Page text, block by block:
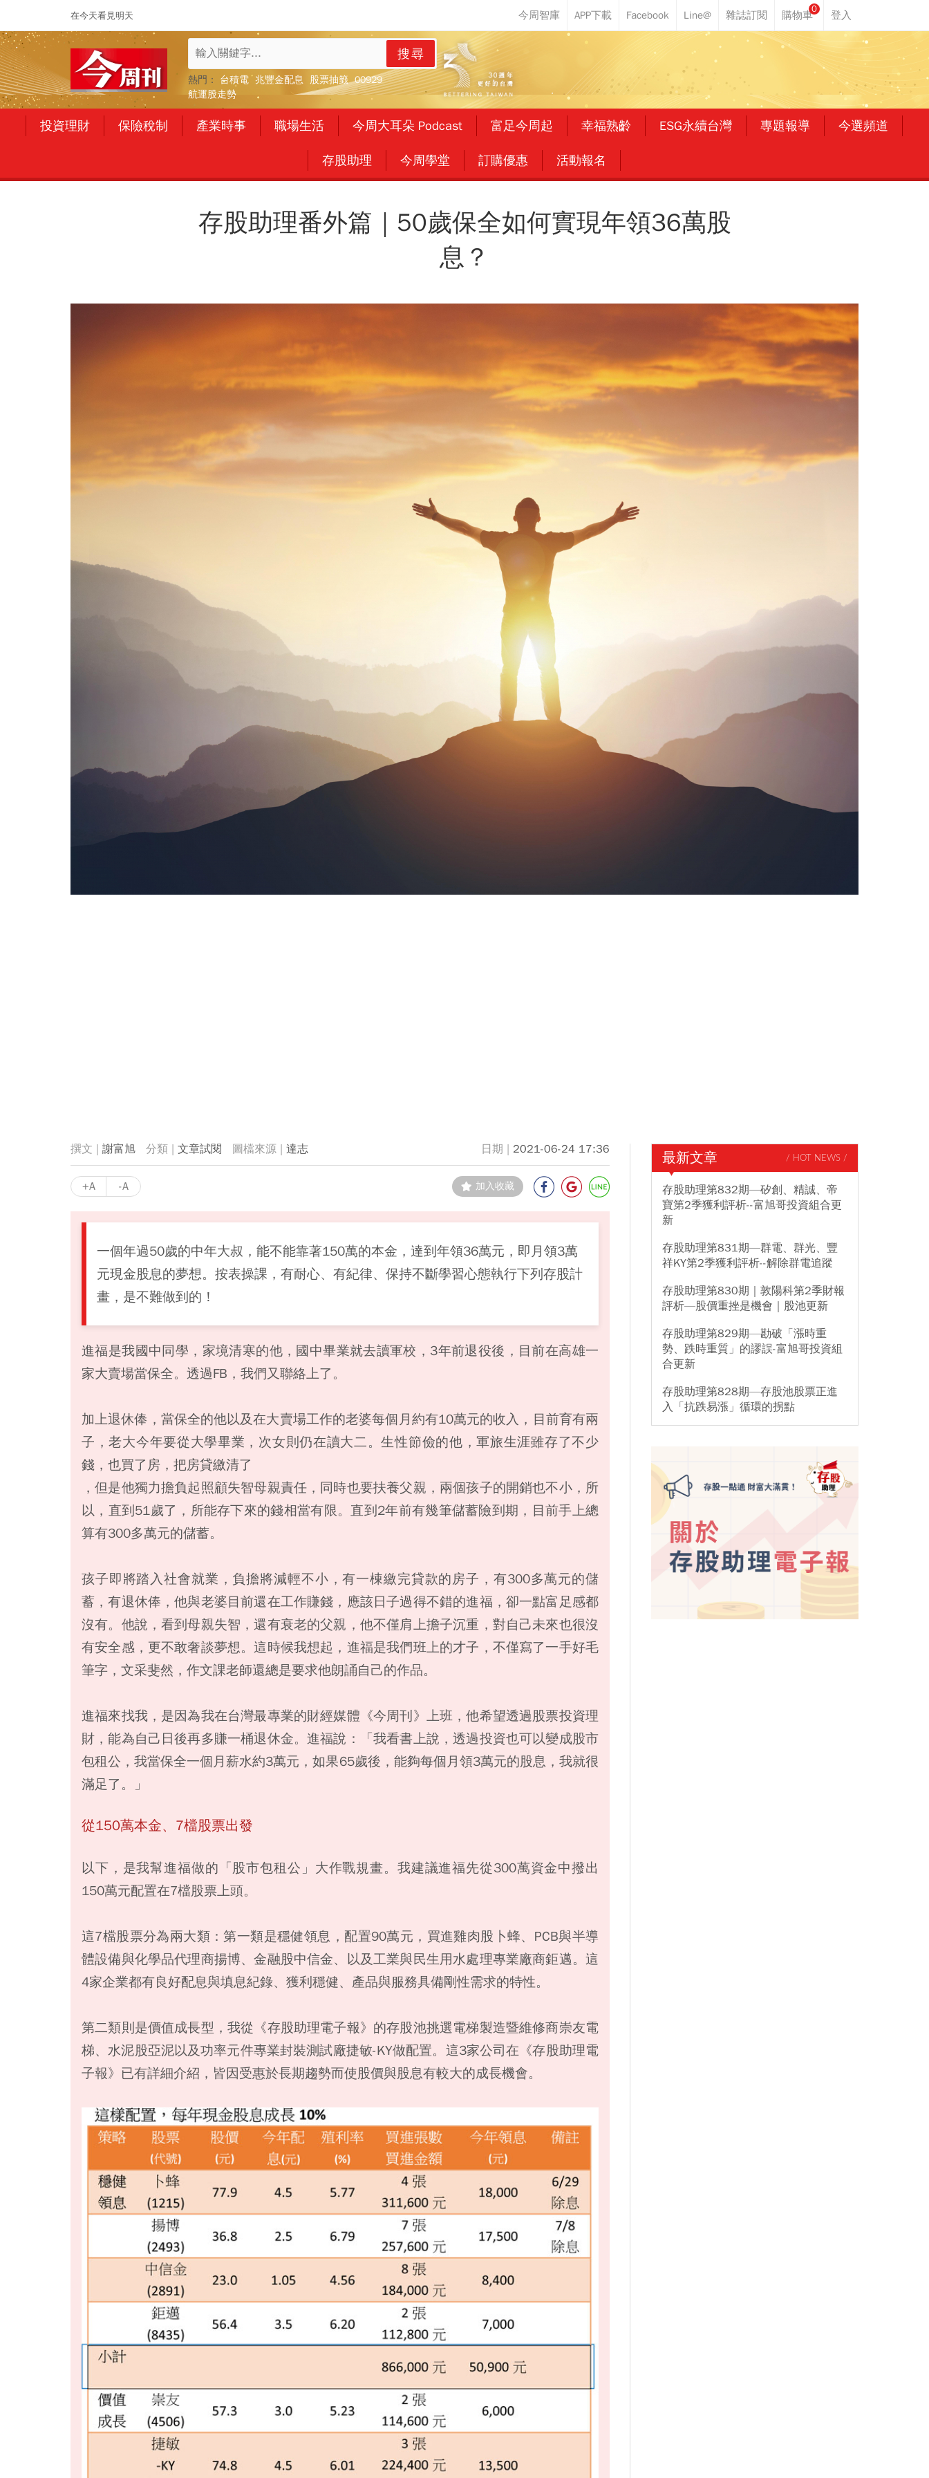
在今天看見明天
0
搜尋
熱門： 台積電 兆豐金配息 股票抽籤 00929
航運股走勢
投資理財 保險稅制 產業時事 職場生活 今周大耳朵 Podcast 富足今周起 幸福熟齡 ESG永續台灣 專題報導 今選頻道
存股助理 今周學堂 訂購優惠 活動報名
存股助理番外篇｜50歲保全如何實現年領36萬股
息？
謝富旭 文章試閱 達志 2021-06-24 17:36
+A -A 加入收藏
一個年過50歲的中年大叔，能不能靠著150萬的本金，達到年領36萬元，即月領3萬
元現金股息的夢想。按表操課，有耐心、有紀律、保持不斷學習心態執行下列存股計
畫，是不難做到的！
進福是我國中同學，家境清寒的他，國中畢業就去讀軍校，3年前退役後，目前在高雄一
家大賣場當保全。透過FB，我們又聯絡上了。
加上退休俸，當保全的他以及在大賣場工作的老婆每個月約有10萬元的收入，目前育有兩
子，老大今年要從大學畢業，次女則仍在讀大二。生性節儉的他，軍旅生涯雖存了不少
錢，也買了房，把房貸繳清了
，但是他獨力擔負起照顧失智母親責任，同時也要扶養父親，兩個孩子的開銷也不小，所
以，直到51歲了，所能存下來的錢相當有限。直到2年前有幾筆儲蓄險到期，目前手上總
算有300多萬元的儲蓄。
孩子即將踏入社會就業，負擔將減輕不小，有一棟繳完貸款的房子，有300多萬元的儲
蓄，有退休俸，他與老婆目前還在工作賺錢，應該日子過得不錯的進福，卻一點富足感都
沒有。他說，看到母親失智，還有衰老的父親，他不僅肩上擔子沉重，對自己未來也很沒
有安全感，更不敢奢談夢想。這時候我想起，進福是我們班上的才子，不僅寫了一手好毛
筆字，文采斐然，作文課老師還總是要求他朗誦自己的作品。
進福來找我，是因為我在台灣最專業的財經媒體《今周刊》上班，他希望透過股票投資理
財，能為自己日後再多賺一桶退休金。進福說：「我看書上說，透過投資也可以變成股市
包租公，我當保全一個月薪水約3萬元，如果65歲後，能夠每個月領3萬元的股息，我就很
滿足了。」
從150萬本金、7檔股票出發
以下，是我幫進福做的「股市包租公」大作戰規畫。我建議進福先從300萬資金中撥出
150萬元配置在7檔股票上頭。
這7檔股票分為兩大類：第一類是穩健領息，配置90萬元，買進雞肉股卜蜂、PCB與半導
體設備與化學品代理商揚博、金融股中信金、以及工業與民生用水處理專業廠商鉅邁。這
4家企業都有良好配息與填息紀錄、獲利穩健、產品與服務具備剛性需求的特性。
第二類則是價值成長型，我從《存股助理電子報》的存股池挑選電梯製造暨維修商崇友電
梯、水泥股亞泥以及功率元件專業封裝測試廠捷敏-KY做配置。這3家公司在《存股助理電
子報》已有詳細介紹，皆因受惠於長期趨勢而使股價與股息有較大的成長機會。
最新文章 / HOT NEWS /
存股助理第832期—矽創、精誠、帝
寶第2季獲利評析--富旭哥投資組合更
新
存股助理第831期—群電、群光、豐
祥KY第2季獲利評析--解除群電追蹤
存股助理第830期｜敦陽科第2季財報
評析—股價重挫是機會｜股池更新
存股助理第829期—勘破「漲時重
勢、跌時重質」的謬誤-富旭哥投資組
合更新
存股助理第828期—存股池股票正進
入「抗跌易漲」循環的拐點